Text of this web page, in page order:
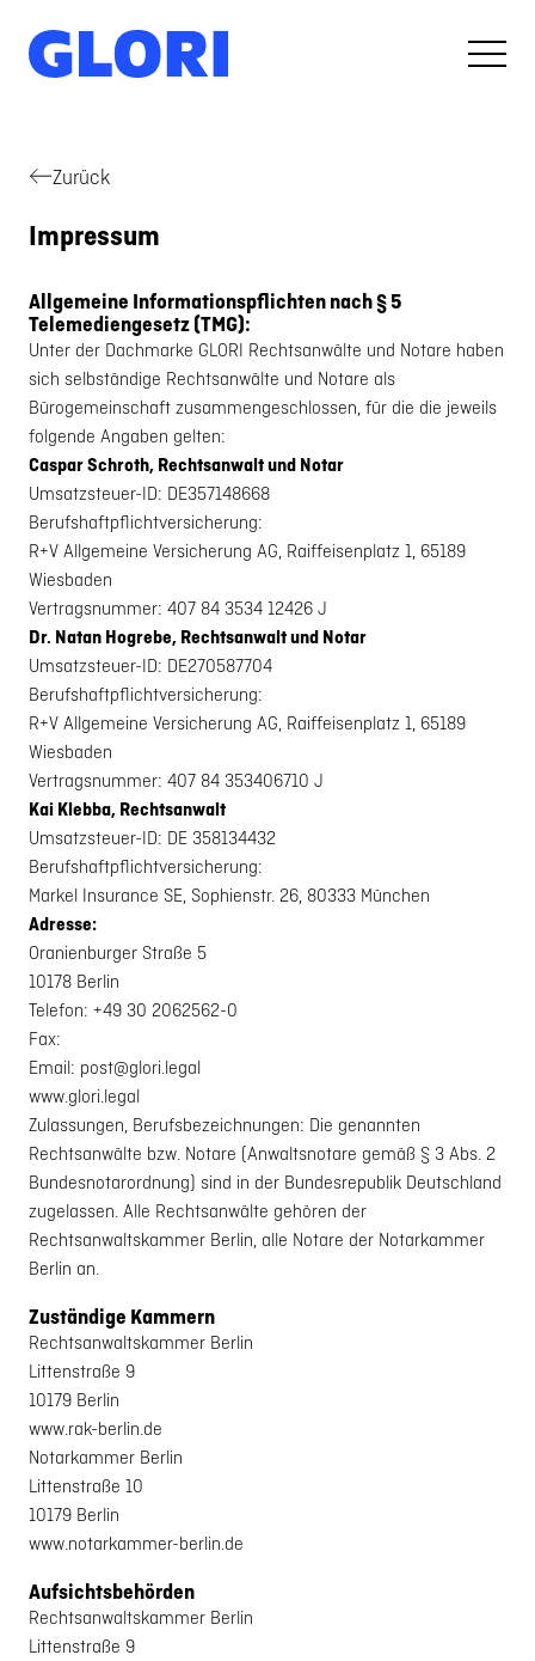
GLORI
Menü
Zurück
Impressum
Allgemeine Informationspflichten nach § 5
Telemediengesetz (TMG):
Unter der Dachmarke GLORI Rechtsanwälte und Notare haben
sich selbständige Rechtsanwälte und Notare als
Bürogemeinschaft zusammengeschlossen, für die die jeweils
folgende Angaben gelten:
Caspar Schroth, Rechtsanwalt und Notar
Umsatzsteuer-ID: DE357148668
Berufshaftpflichtversicherung:
R+V Allgemeine Versicherung AG, Raiffeisenplatz 1, 65189
Wiesbaden
Vertragsnummer: 407 84 3534 12426 J
Dr. Natan Hogrebe, Rechtsanwalt und Notar
Umsatzsteuer-ID: DE270587704
Berufshaftpflichtversicherung:
R+V Allgemeine Versicherung AG, Raiffeisenplatz 1, 65189
Wiesbaden
Vertragsnummer: 407 84 353406710 J
Kai Klebba, Rechtsanwalt
Umsatzsteuer-ID: DE 358134432
Berufshaftpflichtversicherung:
Markel Insurance SE, Sophienstr. 26, 80333 München
Adresse:
Oranienburger Straße 5
10178 Berlin
Telefon: +49 30 2062562-0
Fax:
Email: post@glori.legal
www.glori.legal
Zulassungen, Berufsbezeichnungen: Die genannten
Rechtsanwälte bzw. Notare (Anwaltsnotare gemäß § 3 Abs. 2
Bundesnotarordnung) sind in der Bundesrepublik Deutschland
zugelassen. Alle Rechtsanwälte gehören der
Rechtsanwaltskammer Berlin, alle Notare der Notarkammer
Berlin an.
Zuständige Kammern
Rechtsanwaltskammer Berlin
Littenstraße 9
10179 Berlin
www.rak-berlin.de
Notarkammer Berlin
Littenstraße 10
10179 Berlin
www.notarkammer-berlin.de
Aufsichtsbehörden
Rechtsanwaltskammer Berlin
Littenstraße 9